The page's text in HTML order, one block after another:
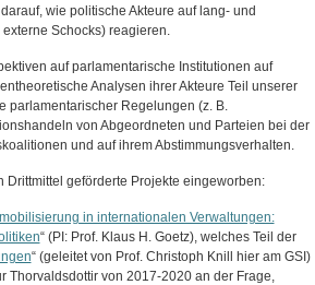
wie politische Akteure auf lang- und
Schocks) reagieren.
auf parlamentarische Institutionen auf
Analysen ihrer Akteure Teil unserer
parlamentarischer Regelungen (z. B.
von Abgeordneten und Parteien bei der
und auf ihrem Abstimmungsverhalten.
geförderte Projekte eingeworben:
in internationalen Verwaltungen:
“ (PI: Prof. Klaus H. Goetz), welches Teil der
“ (geleitet von Prof. Christoph Knill hier am GSI)
Thorvaldsdottir von 2017-2020 an der Frage,